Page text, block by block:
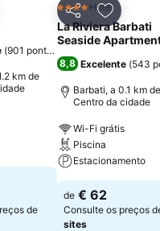
aos favoritos
(901 pontuações
km de
de
Partilhar
4 EstrelasHotel
La Riviera Barbati
Seaside
8,8 Excelente (543
Barbati, a 0.1 km de
Centro da cidade
Wi-Fi grátis
Piscina
Estacionamento
de € 62
Consulte os preços
sites